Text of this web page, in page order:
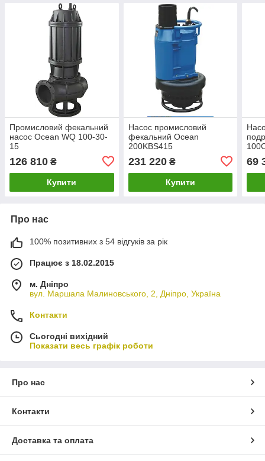
Промисловий фекальний
насос Ocean WQ 100-30-
15
126 810 ₴
Купити
Насос промисловий
фекальний Ocean
200KBS415
231 220₴
Купити
69
Про нас
100% позитивних з 54 відгуків за рік
Працює з 18.02.2015
м. Дніпро
вул. Маршала Малиновського, 2, Дніпро, Україна
Контакти
Сьогодні вихідний
Показати весь графік роботи
Про нас
Контакти
Доставка та оплата